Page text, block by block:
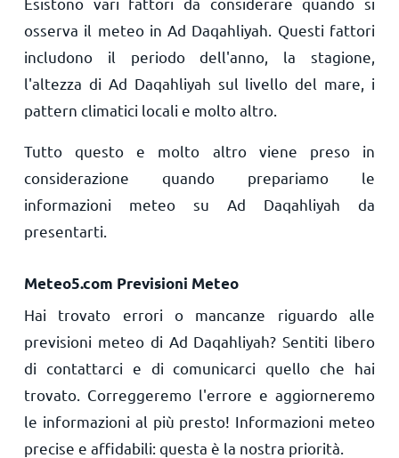
osserva il meteo in Ad Daqahliyah. Questi fattori
includono il periodo dell'anno, la stagione,
l'altezza di Ad Daqahliyah sul livello del mare, i
pattern climatici locali e molto altro.
Tutto questo e molto altro viene preso in
considerazione quando prepariamo le
informazioni meteo su Ad Daqahliyah da
presentarti.
Meteo5.com Previsioni Meteo
Hai trovato errori o mancanze riguardo alle
previsioni meteo di Ad Daqahliyah? Sentiti libero
di contattarci e di comunicarci quello che hai
trovato. Correggeremo l'errore e aggiorneremo
le informazioni al più presto! Informazioni meteo
precise e affidabili: questa è la nostra priorità.